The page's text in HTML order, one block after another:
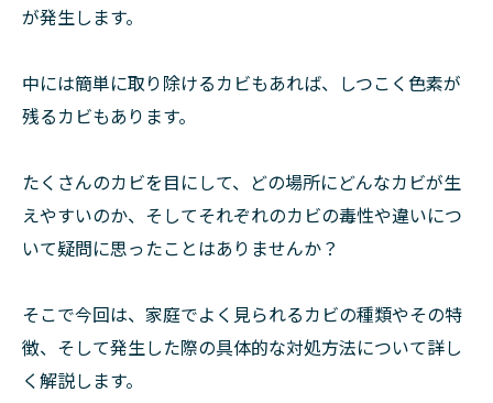
が発生します。
中には簡単に取り除けるカビもあれば、しつこく色素が
残るカビもあります。
たくさんのカビを目にして、どの場所にどんなカビが生
えやすいのか、そしてそれぞれのカビの毒性や違いにつ
いて疑問に思ったことはありませんか？
そこで今回は、家庭でよく見られるカビの種類やその特
徴、そして発生した際の具体的な対処方法について詳し
く解説します。